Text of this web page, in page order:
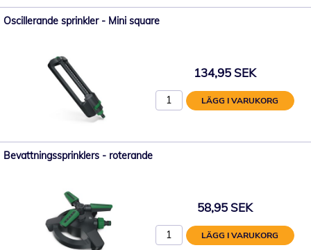
Oscillerande sprinkler - Mini square
134,95 SEK
LÄGG I VARUKORG
Bevattningssprinklers - roterande
58,95 SEK
LÄGG I VARUKORG